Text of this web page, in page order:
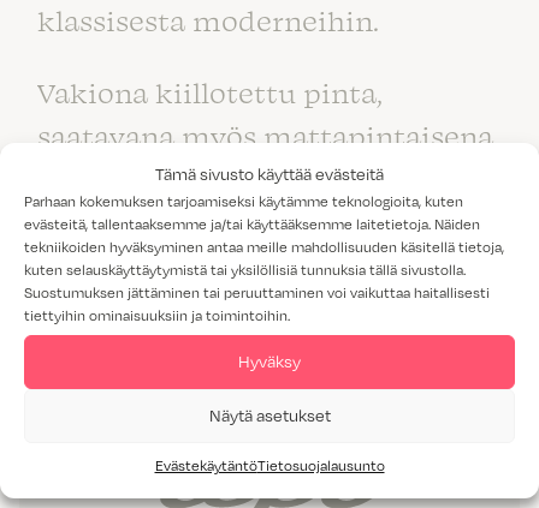
Tämä sivusto käyttää evästeitä
Parhaan kokemuksen tarjoamiseksi käytämme teknologioita, kuten
evästeitä, tallentaaksemme ja/tai käyttääksemme laitetietoja. Näiden
tekniikoiden hyväksyminen antaa meille mahdollisuuden käsitellä tietoja,
kuten selauskäyttäytymistä tai yksilöllisiä tunnuksia tällä sivustolla.
Suostumuksen jättäminen tai peruuttaminen voi vaikuttaa haitallisesti
tiettyihin ominaisuuksiin ja toimintoihin.
Hyväksy
Näytä asetukset
EvästekäytäntöTietosuojalausunto
klassisesta moderneihin.
Vakiona kiillotettu pinta,
saatavana myös mattapintaisena.